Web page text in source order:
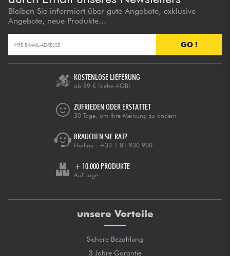
Bleiben Sie informiert über gute Angebote, exklusive
Angebote, neue Produkte...
GO !
KOSTENLOSE LIEFERUNG
ab 89 € (siehe AGB)
ZUFRIEDEN ODER ERSTATTET
30 Tage, um Ihre Meinung zu ändern
BRAUCHEN SIE RAT?
Hotline : +33 1 81 930 900
+ 10.000 PRODUKTE
Auf Lager
unsere Vorteile
Sichere Bezahlung
3 Jahre Garantie